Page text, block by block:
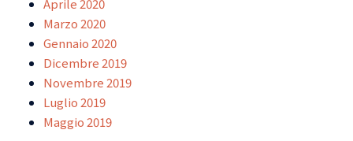
Aprile 2020
Marzo 2020
Gennaio 2020
Dicembre 2019
Novembre 2019
Luglio 2019
Maggio 2019